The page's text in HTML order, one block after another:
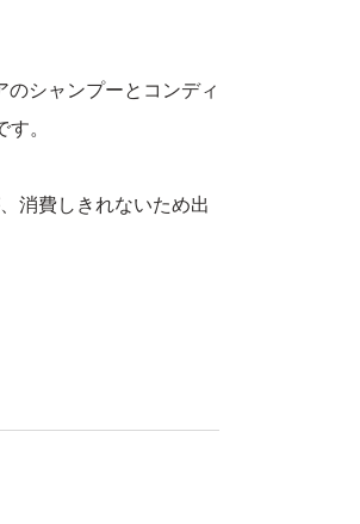
のシャンプーとコンディ
。
消費しきれないため出
えください。
っております。
ので、購入日によって